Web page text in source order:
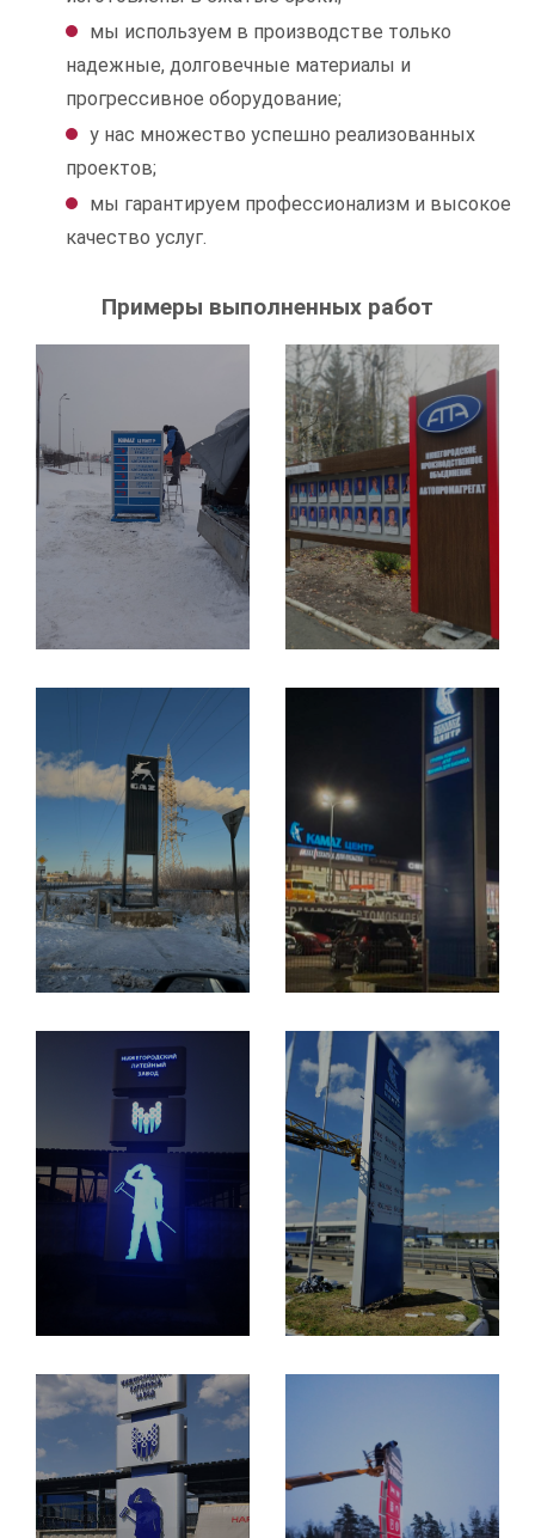
мы используем в производстве только
надежные, долговечные материалы и
прогрессивное оборудование;
у нас множество успешно реализованных
проектов;
мы гарантируем профессионализм и высокое
качество услуг.
Примеры выполненных работ